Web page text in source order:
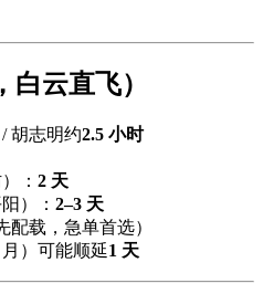
云直飞）
胡志明约2.5 小时
： 2 天
）： 2–3 天
配载，急单首选）
月）可能顺延1 天